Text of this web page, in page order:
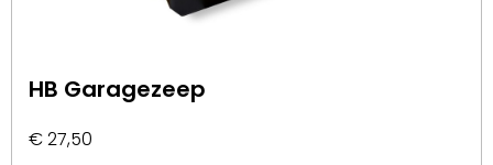
HB Garagezeep
€27,50